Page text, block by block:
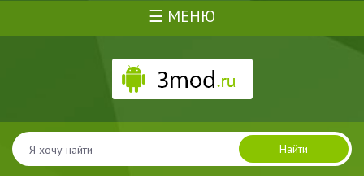
☰ МЕНЮ
Найти